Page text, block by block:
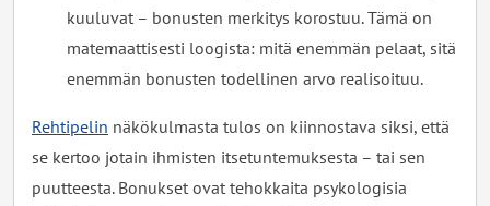
kuuluvat – bonusten merkitys korostuu. Tämä on
matemaattisesti loogista: mitä enemmän pelaat, sitä
enemmän bonusten todellinen arvo realisoituu.
Rehtipelin näkökulmasta tulos on kiinnostava siksi, että
se kertoo jotain ihmisten itsetuntemuksesta – tai sen
puutteesta. Bonukset ovat tehokkaita psykologisia